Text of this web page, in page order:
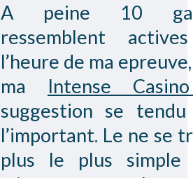
A peine 10
ressemblent
l’heure de ma
ma Intense
suggestion se
l’important. Le ne se
plus le plus simple